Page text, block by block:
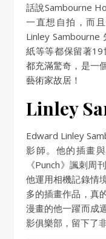
話說Sambourne
一直想自拍，而
Linley Sambourne
紙等等都保留著
都充滿驚奇，是一
藝術家故居！
Linley
Edward Linley
影師。他的插畫
《Punch》諷刺周
他運用相機記錄情
多的插畫作品，真
漫畫的他一躍而成
影俱樂部，留下了